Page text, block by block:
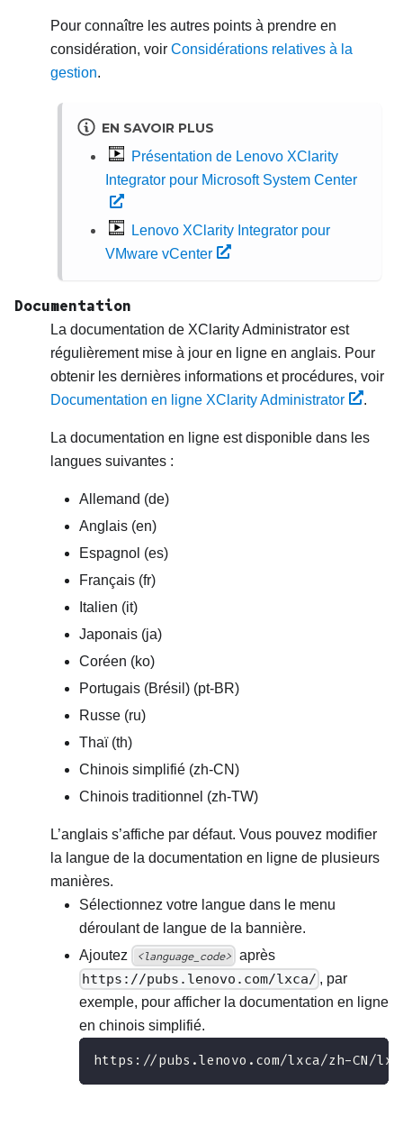
Pour connaître les autres points à prendre en
considération, voir Considérations relatives à la
gestion.
EN SAVOIR PLUS
Présentation de Lenovo XClarity
Integrator pour Microsoft System Center
Lenovo XClarity Integrator pour
VMware vCenter
Documentation
La documentation de XClarity Administrator est
régulièrement mise à jour en ligne en anglais. Pour
obtenir les dernières informations et procédures, voir
Documentation en ligne XClarity Administrator
.
La documentation en ligne est disponible dans les
langues suivantes :
Allemand (de)
Anglais (en)
Espagnol (es)
Français (fr)
Italien (it)
Japonais (ja)
Coréen (ko)
Portugais (Brésil) (pt-BR)
Russe (ru)
Thaï (th)
Chinois simplifié (zh-CN)
Chinois traditionnel (zh-TW)
L’anglais s’affiche par défaut. Vous pouvez modifier
la langue de la documentation en ligne de plusieurs
manières.
Sélectionnez votre langue dans le menu
déroulant de langue de la bannière.
Ajoutez
<language_code> après
https://pubs.lenovo.com/lxca/ , par
exemple, pour afficher la documentation en ligne
en chinois simplifié.
https://pubs.lenovo.com/lxca/zh-CN/